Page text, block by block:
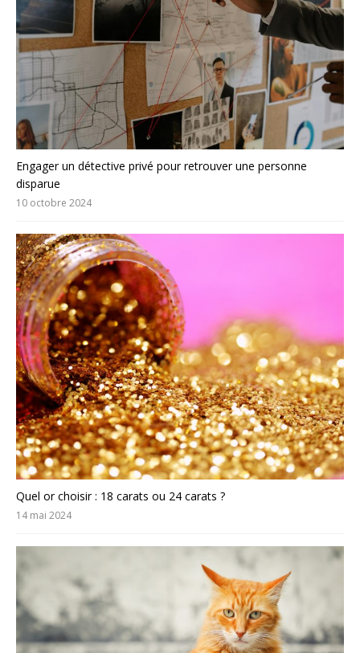
Engager un détective privé pour retrouver une personne
disparue
10 octobre 2024
Quel or choisir : 18 carats ou 24 carats ?
14 mai 2024